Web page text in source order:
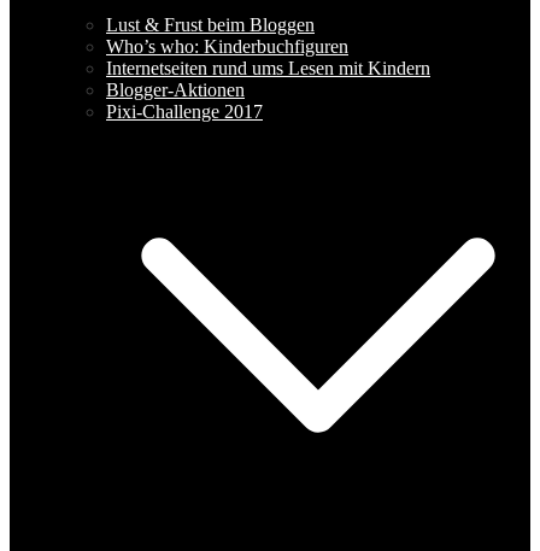
Lust & Frust beim Bloggen
Who’s who: Kinderbuchfiguren
Internetseiten rund ums Lesen mit Kindern
Blogger-Aktionen
Pixi-Challenge 2017